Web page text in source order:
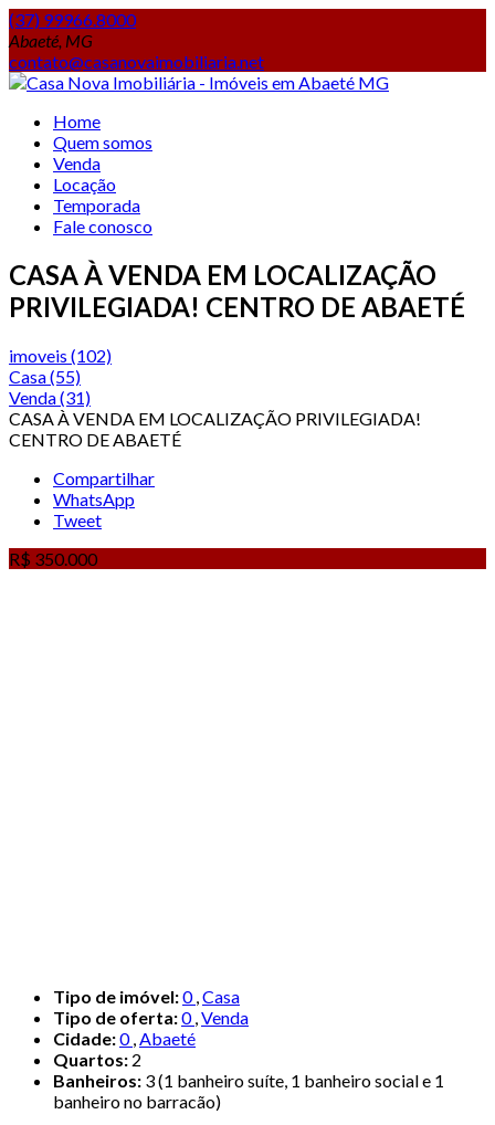
(37) 99966.8000
Abaeté, MG
contato@casanovaimobiliaria.net
Home
Quem somos
Venda
Locação
Temporada
Fale conosco
CASA À VENDA EM LOCALIZAÇÃO
PRIVILEGIADA! CENTRO DE ABAETÉ
imoveis (102)
Casa(55)
Venda(31)
CASA À VENDA EM LOCALIZAÇÃO PRIVILEGIADA!
CENTRO DE ABAETÉ
Compartilhar
WhatsApp
Tweet
R$ 350.000
Tipo de imóvel:0,Casa
Tipo de oferta:0,Venda
Cidade:0,Abaeté
Quartos: 2
Banheiros: 3 (1 banheiro suíte, 1 banheiro social e 1
banheiro no barracão)